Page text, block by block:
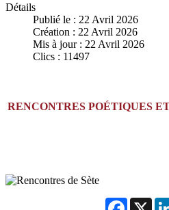
Détails
Publié le : 22 Avril 2026
Création : 22 Avril 2026
Mis à jour : 22 Avril 2026
Clics : 11497
RENCONTRES POÉTIQUES
Facebook
X